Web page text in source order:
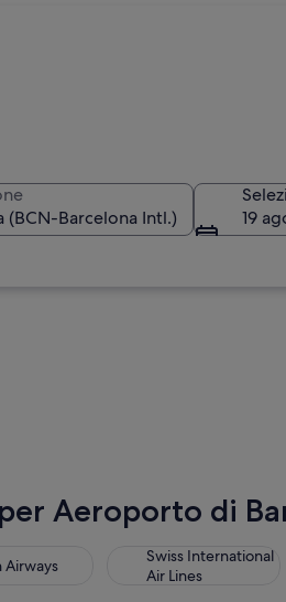
19
Aeroporto di
Airways
Swiss International
Air Lines
Swiss International Air